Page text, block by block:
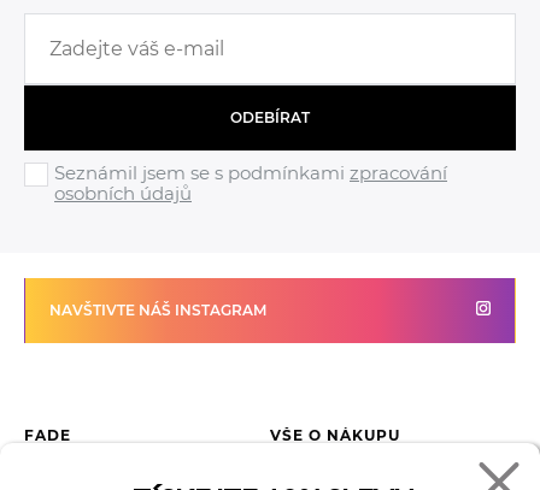
ODEBÍRAT
Seznámil jsem se s podmínkami zpracování
osobních údajů
NAVŠTIVTE NÁŠ INSTAGRAM
FADE
VŠE O NÁKUPU